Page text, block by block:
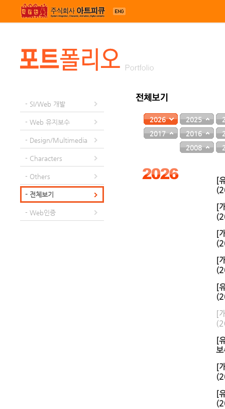
- SI/Web 개발
- Web 유지보수
- Design/Multimedia
- Characters
- Others
- 전체보기
- Web인증
2026 2025
2017
2016
2008
[
[
[
[
[
[
[
[
[